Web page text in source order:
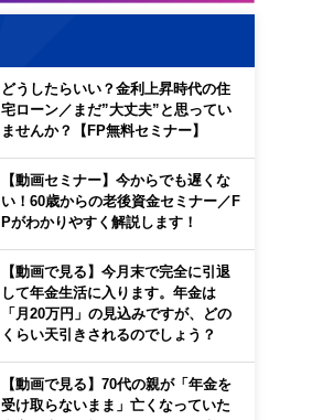
どうしたらいい？金利上昇時代の住
宅ローン／まだ”大丈夫”と思ってい
ませんか？【FP無料セミナー】
【動画セミナー】今からでも遅くな
い！60歳からの老後資金セミナー／F
Pがわかりやすく解説します！
【動画で見る】今月末で完全に引退
して年金生活に入ります。年金は
「月20万円」の見込みですが、どの
くらい天引きされるのでしょう？
【動画で見る】70代の親が「年金を
受け取らないまま」亡くなっていた